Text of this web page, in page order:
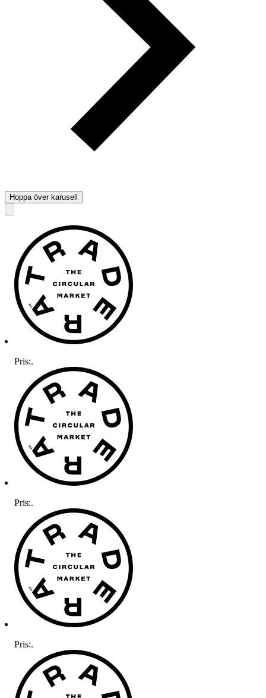
Hoppa över karusell
Pris:.
Pris:.
Pris:.